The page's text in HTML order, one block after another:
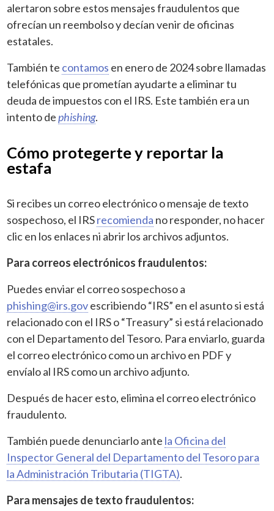
alertaron sobre estos mensajes fraudulentos que
ofrecían un reembolso y decían venir de oficinas
estatales.
También te contamos en enero de 2024 sobre llamadas
telefónicas que prometían ayudarte a eliminar tu
deuda de impuestos con el IRS. Este también era un
intento dephishing.
Cómo protegerte y reportar la
estafa
Si recibes un correo electrónico o mensaje de texto
sospechoso, el IRSrecomienda no responder, no hacer
clic en los enlaces ni abrir los archivos adjuntos.
Para correos electrónicos fraudulentos:
Puedes enviar el correo sospechoso a
phishing@irs.govescribiendo “IRS” en el asunto si está
relacionado con el IRS o “Treasury” si está relacionado
con el Departamento del Tesoro. Para enviarlo, guarda
el correo electrónico como un archivo en PDF y
envíalo al IRS como un archivo adjunto.
Después de hacer esto, elimina el correo electrónico
fraudulento.
También puede denunciarlo ante la Oficina del
Inspector General del Departamento del Tesoro para
la Administración Tributaria (TIGTA).
Para mensajes de texto fraudulentos: